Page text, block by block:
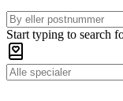
Start typing to search